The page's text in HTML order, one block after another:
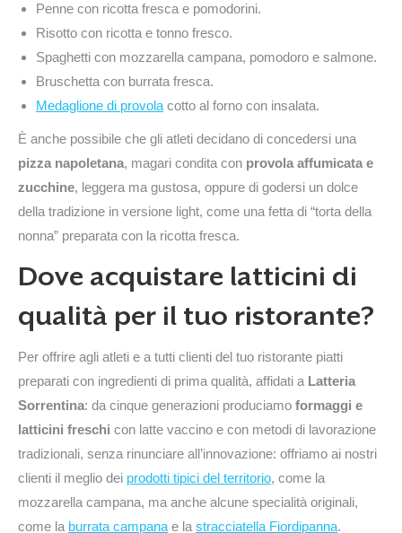
Penne con ricotta fresca e pomodorini.
Risotto con ricotta e tonno fresco.
Spaghetti con mozzarella campana, pomodoro e salmone.
Bruschetta con burrata fresca.
Medaglione di provola cotto al forno con insalata.
È anche possibile che gli atleti decidano di concedersi una
pizza napoletana, magari condita con provola affumicata e
zucchine, leggera ma gustosa, oppure di godersi un dolce
della tradizione in versione light, come una fetta di “torta della
nonna” preparata con la ricotta fresca.
Dove acquistare latticini di
qualità per il tuo ristorante?
Per offrire agli atleti e a tutti clienti del tuo ristorante piatti
preparati con ingredienti di prima qualità, affidati a Latteria
Sorrentina: da cinque generazioni produciamo formaggi e
latticini freschi con latte vaccino e con metodi di lavorazione
tradizionali, senza rinunciare all’innovazione: offriamo ai nostri
clienti il meglio dei prodotti tipici del territorio, come la
mozzarella campana, ma anche alcune specialità originali,
come la burrata campana e la stracciatella Fiordipanna.